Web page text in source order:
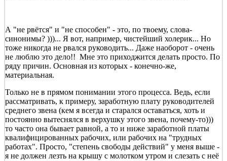
А "не рвётся" и "не способен" - это, по твоему, слова-
синонимы? )))... Я вот, например, чистейший холерик... Но
тоже никогда не рвался руководить... Даже наоборот - очень
не люблю это дело!! Мне это приходжится делать просто. По
ряду причин. Основная из которых - конечно-же,
материальная.
Только не в прямом понимании этого процесса. Ведь, если
рассматривать, к примеру, заработную плату руководителей
среднего звена (кем я всегда и старался оставаться, хоть и
постоянно вытеснялся в верхушку этого звена, почему-то)))
то часто она бывает равной, а то и ниже заработной платы
квалифицированных рабочих, или рабочих на "трудных
работах". Просто, "степень свободы действий" у меня выше -
я не должен лезть на крышу с молотком утром и слезать с неё